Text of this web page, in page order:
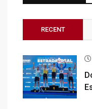
RECENT